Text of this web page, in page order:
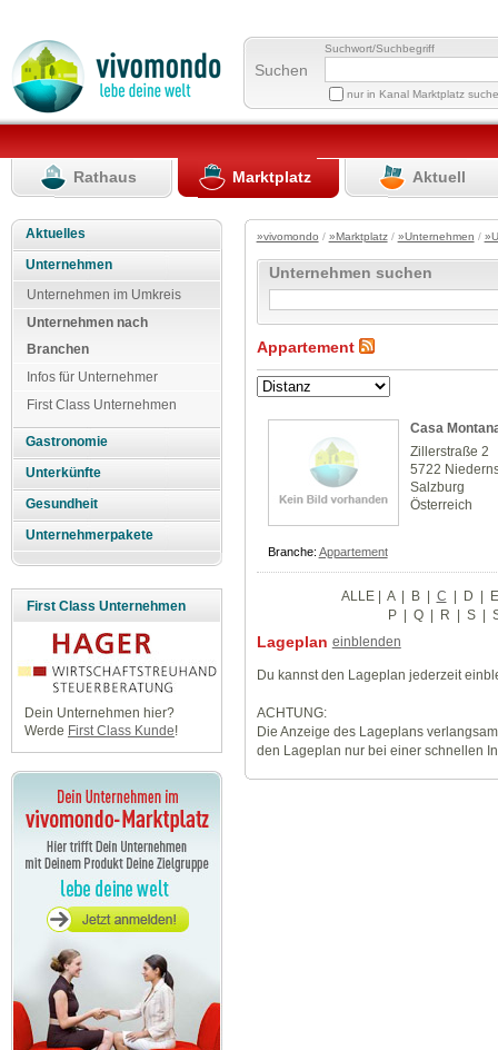
Suchen
Suchwort/Suchbegriff
nur in Kanal Marktplatz
Rathaus Marktplatz Aktuell
Aktuelles
Unternehmen
Unternehmen im Umkreis
Unternehmen nach
Branchen
Infos für Unternehmer
First Class Unternehmen
Gastronomie
Unterkünfte
Gesundheit
Unternehmerpakete
First Class Unternehmen
Dein Unternehmen hier?
Werde First Class Kunde!
»vivomondo / »Marktplatz/ »Unternehmen /
Unternehmen suchen
Appartement
Casa
Zillerstraße 2
5722
Salzburg
Österreich
Branche: Appartement
ALLE| A | B | C | D |
P | Q | R | S |
Lageplan einblenden
Du kannst den Lageplan jederzeit
ACHTUNG:
Die Anzeige des Lageplans
den Lageplan nur bei einer schnellen